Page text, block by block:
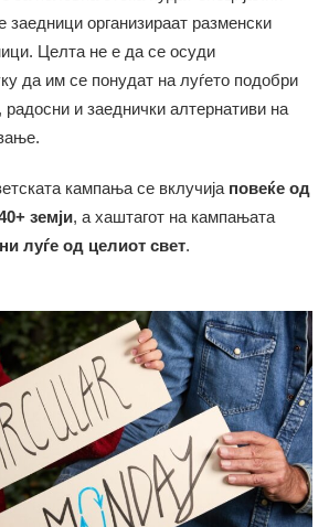
заедници организираат разменски
Целта не е да се осуди
да им се понудат на луѓето подобри
радосни и заеднички алтернативи на
кампања се вклучија повеќе од
земји, а хаштагот на кампањата
луѓе од целиот свет.